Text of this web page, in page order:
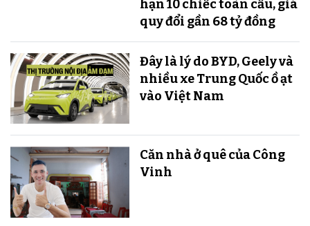
hạn 10 chiếc toàn cầu, giá
quy đổi gần 68 tỷ đồng
Đây là lý do BYD, Geely và
nhiều xe Trung Quốc ồ ạt
vào Việt Nam
Căn nhà ở quê của Công
Vinh